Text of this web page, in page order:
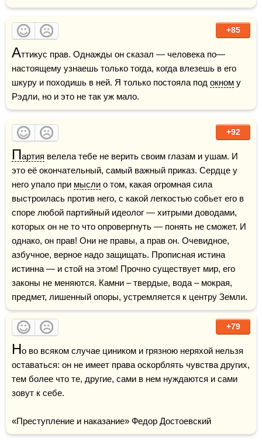
+85
Аттикус прав. Однажды он сказал — человека по—
настоящему узнаешь только тогда, когда влезешь в его
шкуру и походишь в ней. Я только постояла под окном у
Рэдли, но и это не так уж мало.
+92
Партия велела тебе не верить своим глазам и ушам. И
это её окончательный, самый важный приказ. Сердце у
него упало при мысли о том, какая огромная сила
выстроилась против него, с какой легкостью собьет его в
споре любой партийный идеолог — хитрыми доводами,
которых он не то что опровергнуть — понять не сможет. И
однако, он прав! Они не правы, а прав он. Очевидное,
азбучное, верное надо защищать. Прописная истина
истинна — и стой на этом! Прочно существует мир, его
законы не меняются. Камни – твердые, вода – мокрая,
предмет, лишенный опоры, устремляется к центру Земли.
+79
Но во всяком случае циником и грязною неряхой нельзя
оставаться: он не имеет права оскорблять чувства других,
тем более что те, другие, сами в нем нуждаются и сами
зовут к себе.
«Преступление и наказание» Федор Достоевский